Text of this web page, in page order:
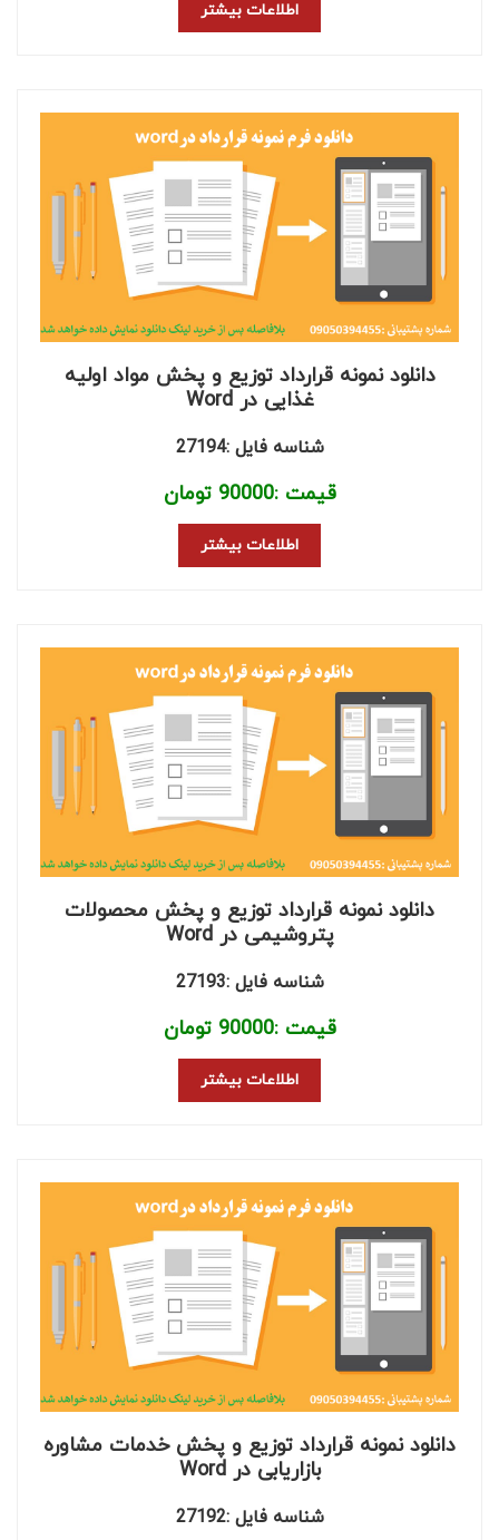
اطلاعات بیشتر
دانلود نمونه قرارداد توزیع و پخش مواد اولیه
غذایی در Word
شناسه فایل :27194
قیمت :90000 تومان
اطلاعات بیشتر
دانلود نمونه قرارداد توزیع و پخش محصولات
پتروشیمی در Word
شناسه فایل :27193
قیمت :90000 تومان
اطلاعات بیشتر
دانلود نمونه قرارداد توزیع و پخش خدمات مشاوره
بازاریابی در Word
شناسه فایل :27192